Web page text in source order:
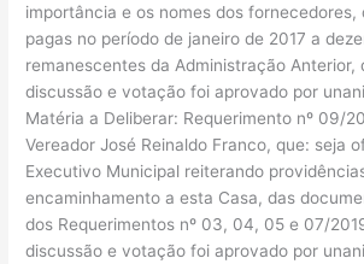
importância e os nomes dos fornecedores,
pagas no período de janeiro de 2017 a
remanescentes da Administração Anterior,
discussão e votação foi aprovado por
Matéria a Deliberar: Requerimento nº 09/
Vereador José Reinaldo Franco, que: seja
Executivo Municipal reiterando
encaminhamento a esta Casa, das
dos Requerimentos nº 03, 04, 05 e 07/
discussão e votação foi aprovado por